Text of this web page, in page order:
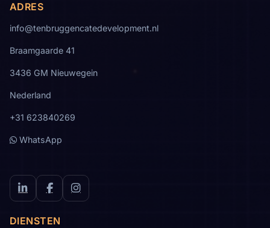
ADRES
info@tenbruggencatedevelopment.nl
Braamgaarde 41
3436 GM Nieuwegein
Nederland
+31 623840269
WhatsApp
LinkedInFacebookInstagram
DIENSTEN